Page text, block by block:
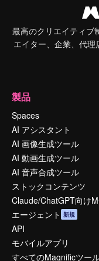
最高のクリエイティブ
エイター、企業、代
製品
Spaces
AI アシスタント
AI 画像生成ツール
AI 動画生成ツール
AI 音声合成ツール
ストックコンテンツ
Claude/ChatGPT向け
エージェント 新規
API
モバイルアプリ
すべてのMagnificツー